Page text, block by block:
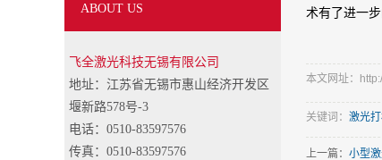
ABOUT US
飞全激光科技无锡有限公司
地址：江苏省无锡市惠山经济开发区
堰新路578号-3
电话：0510-83597576
传真：0510-83597576
术有了进一
本文网址：
关键词： 激光
上一篇： 小型